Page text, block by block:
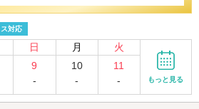
対応
日 月 火
9
-
10
-
11
-
もっと見る